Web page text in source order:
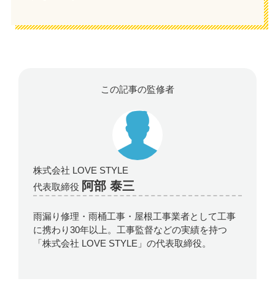
この記事の監修者
株式会社 LOVE STYLE
代表取締役 阿部 泰三
雨漏り修理・雨桶工事・屋根工事業者として工事
に携わり30年以上。工事監督などの実績を持つ
「株式会社 LOVE STYLE」の代表取締役。